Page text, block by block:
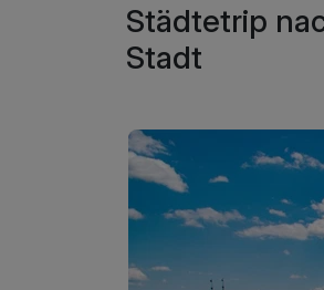
Städtetrip
Stadt